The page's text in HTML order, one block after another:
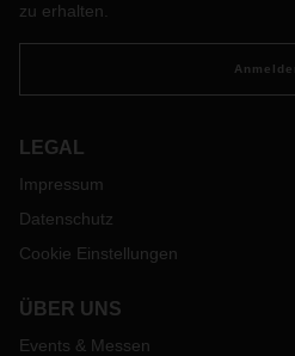
Doch zur Verfügung stand nur der
Syrbe und seinen Beifahrer kein
umzuschauen – und der perfekte
zu erhalten.
LEGAL
Impressum
Datenschutz
Cookie Einstellungen
ÜBER UNS
Events & Messen